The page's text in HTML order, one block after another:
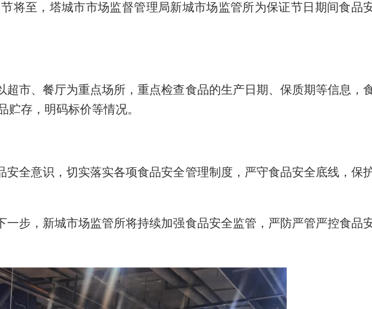
节将至，塔城市市场监督管理局新城市场监管所为保证节日期间食品
市、餐厅为重点场所，重点检查食品的生产日期、保质期等信息，
存，明码标价等情况。
全意识，切实落实各项食品安全管理制度，严守食品安全底线，保
步，新城市场监管所将持续加强食品安全监管，严防严管严控食品